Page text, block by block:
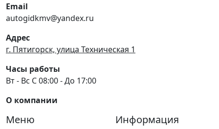
Email
autogidkmv@yandex.ru
Адрес
г. Пятигорск, улица Техническая 1
Часы работы
Вт - Вс С 08:00 - До 17:00
О компании
Меню Информация